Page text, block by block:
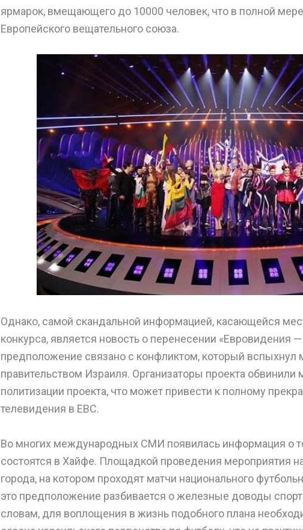
ярмарок, вмещающего до 10000 человек, что в полной
Европейского вещательного союза.
Однако, самой скандальной информацией, касающейся
конкурса, является новость о перенесении «Евровидения
предположение связано с конфликтом, который вспыхнул
правительством Израиля. Организаторы проекта
политизации проекта, что может привести к полному
телевидения в ЕВС.
Во многих международных СМИ появилась информация о
состоятся в Хайфе. Площадкой проведения мероприятия
города, на котором проходят матчи национального
это предположение разбивается о железные доводы
словам, для воплощения в жизнь подобного плана